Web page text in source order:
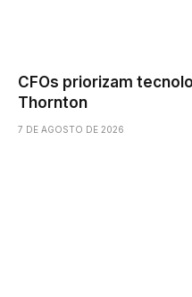
CFOs priorizam
Thornton
7 DE AGOSTO DE 2026